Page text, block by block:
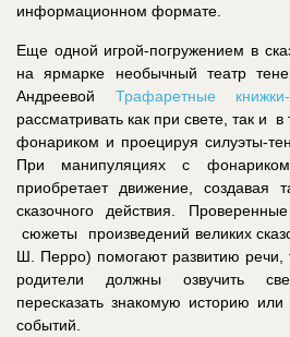
информационном формате.
Еще одной игрой-погружением в
на ярмарке необычный театр
Андреевой Трафаретные книжки-
рассматривать как при свете, так и
фонариком и проецируя силуэты-
При манипуляциях с фонариком
приобретает движение, создавая
сказочного действия.
сюжеты произведений великих
Ш. Перро) помогают развитию речи,
родители должны озвучить
пересказать знакомую историю
событий.